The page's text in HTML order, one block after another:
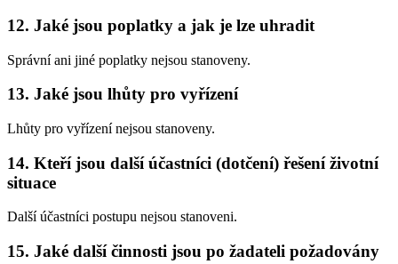
12. Jaké jsou poplatky a jak je lze uhradit
Správní ani jiné poplatky nejsou stanoveny.
13. Jaké jsou lhůty pro vyřízení
Lhůty pro vyřízení nejsou stanoveny.
14. Kteří jsou další účastníci (dotčení) řešení životní
situace
Další účastníci postupu nejsou stanoveni.
15. Jaké další činnosti jsou po žadateli požadovány